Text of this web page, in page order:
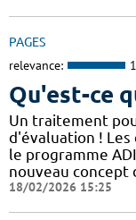
PAGES
relevance:
Qu'est-ce
Un traitement
d'évaluation !
le programme
nouveau concept
18/02/2026 15:25